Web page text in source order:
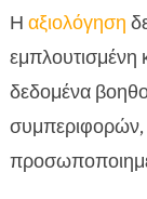
Η αξιολόγηση
εμπλουτισμένη
δεδομένα
συμπεριφορών,